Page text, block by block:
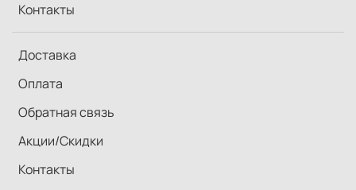
Контакты
Доставка
Оплата
Обратная связь
Акции/Скидки
Контакты